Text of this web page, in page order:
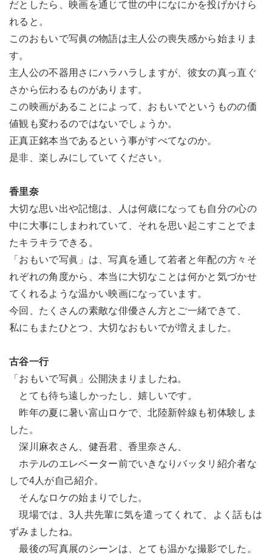
だとしたら、映画を通じて世の中になにかを投げかけら
れると。
このおもいで写眞の物語は主人公の喪失感から始まりま
す。
主人公の不器用さにハラハラしますが、彼女の真っ直ぐ
さから伝わるものがあります。
この映画があることによって、おもいでというものの価
値観も変わるのではないでしょうか。
正真正銘本当であるという事がすべてなのか。
是非、楽しみにしていてください。
香里奈
大切な思い出や記憶は、人は何歳になっても自分の心の
中に大事にしまわれていて、それを思い起こすことでま
たキラキラできる。
「おもいで写眞」は、写真を通して若者と年配の方々そ
れぞれの角度から、本当に大切なことは何かと気づかせ
てくれるような温かい映画になっています。
今回、たくさんの素敵な俳優さん方とご一緒できて、
私にもまたひとつ、大切なおもいでが増えました。
古谷一行
「おもいで写眞」公開決まりましたね。
とても待ち遠しかったし、嬉しいです。
昨年の夏に暑い富山ロケで、北陸新幹線も初体験しま
した。
深川麻衣さん、健吾君、香里奈さん、
ホテルのエレベーター前でいきなりバッタリ紹介者な
しで4人が自己紹介。
そんなロケの始まりでした。
現場では、3人共先輩に気を遣ってくれて、よく話もは
ずみましたね。
最後の写真展のシーンは、とても温かな撮影でした。